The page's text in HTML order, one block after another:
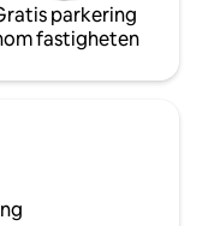
parkering
fastigheten